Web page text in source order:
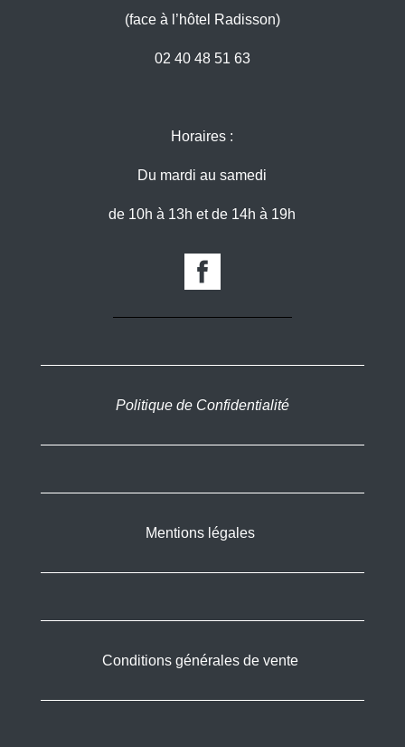
(face à l’hôtel Radisson)
02 40 48 51 63
Horaires :
Du mardi au samedi
de 10h à 13h et de 14h à 19h
Politique de Confidentialité
Mentions légales
Conditions générales de vente